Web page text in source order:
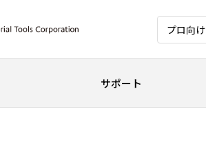
プロ向け
サポート